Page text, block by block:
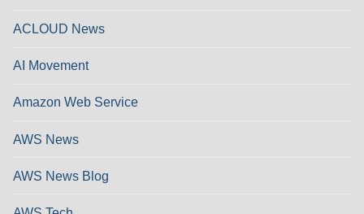
ACLOUD News
AI Movement
Amazon Web Service
AWS News
AWS News Blog